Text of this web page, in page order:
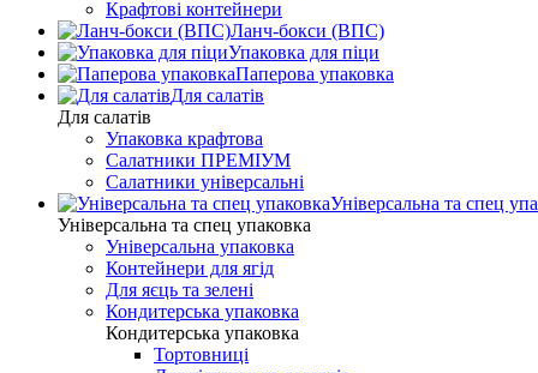
Крафтові контейнери
Ланч-бокси (ВПС)
Упаковка для піци
Паперова упаковка
Для салатів
Для салатів
Упаковка крафтова
Салатники ПРЕМІУМ
Салатники універсальні
Універсальна та спец
Універсальна та спец упаковка
Універсальна упаковка
Контейнери для ягід
Для яєць та зелені
Кондитерська упаковка
Кондитерська упаковка
Тортовниці